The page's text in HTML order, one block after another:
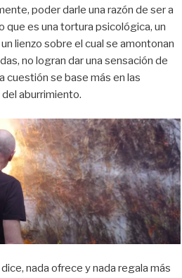
poder darle una razón de ser a
que es una tortura psicológica, un
lienzo sobre el cual se amontonan
no logran dar una sensación de
cuestión se base más en las
aburrimiento.
nada ofrece y nada regala más